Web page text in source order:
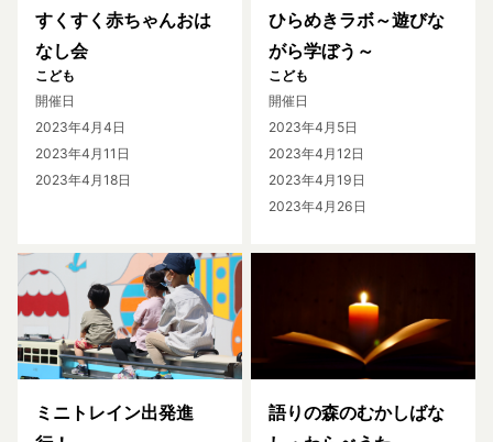
すくすく赤ちゃんおは
なし会
こども
開催日
2023年4月4日
2023年4月11日
2023年4月18日
ひらめきラボ～遊びな
がら学ぼう～
こども
開催日
2023年4月5日
2023年4月12日
2023年4月19日
2023年4月26日
ミニトレイン出発進
語りの森のむかしばな